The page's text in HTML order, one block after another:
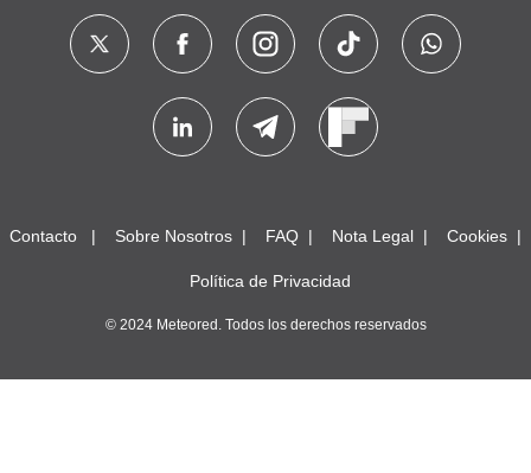
Contacto Sobre Nosotros FAQ Nota Legal Cookies
Política de Privacidad
© 2024 Meteored. Todos los derechos reservados